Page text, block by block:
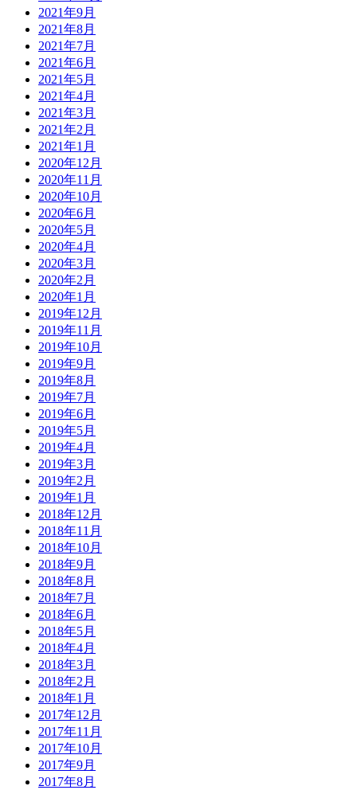
2021年9月
2021年8月
2021年7月
2021年6月
2021年5月
2021年4月
2021年3月
2021年2月
2021年1月
2020年12月
2020年11月
2020年10月
2020年6月
2020年5月
2020年4月
2020年3月
2020年2月
2020年1月
2019年12月
2019年11月
2019年10月
2019年9月
2019年8月
2019年7月
2019年6月
2019年5月
2019年4月
2019年3月
2019年2月
2019年1月
2018年12月
2018年11月
2018年10月
2018年9月
2018年8月
2018年7月
2018年6月
2018年5月
2018年4月
2018年3月
2018年2月
2018年1月
2017年12月
2017年11月
2017年10月
2017年9月
2017年8月